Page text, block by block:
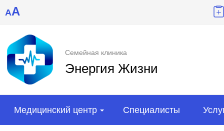
AA
Семейная клиника
Энергия Жизни
Медицинский центр Специалисты